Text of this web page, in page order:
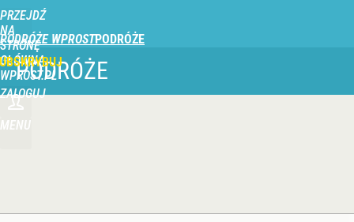
PRZEJDŹ
NA
STRONĘ
GŁÓWNĄ
WPROST.PL
PODRÓŻE WPROST
ZALOGUJ
MENU
PODRÓŻE